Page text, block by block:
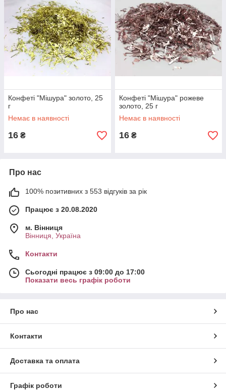
Конфеті "Мішура" золото, 25
г
Немає в наявності
16 ₴
Конфеті "Мішура" рожеве
золото, 25 г
Немає в наявності
16 ₴
Про нас
100% позитивних з 553 відгуків за рік
Працює з 20.08.2020
м. Вінниця
Вінниця, Україна
Контакти
Сьогодні працює з 09:00 до 17:00
Показати весь графік роботи
Про нас
Контакти
Доставка та оплата
Графік роботи